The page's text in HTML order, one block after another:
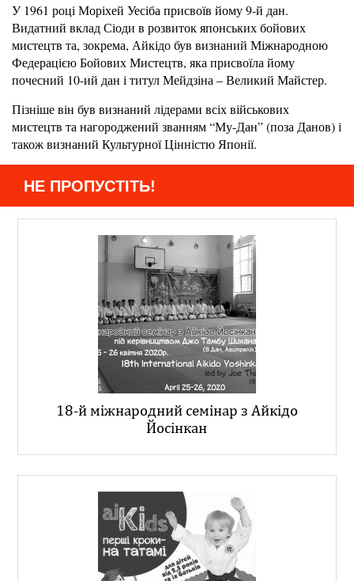
У 1961 році Моріхей Уесіба присвоїв йому 9-й дан.
Видатний вклад Сіоди в розвиток японських бойових
мистецтв та, зокрема, Айкідо був визнаний Міжнародною
Федерацією Бойових Мистецтв, яка присвоїла йому
почесний 10-ий дан і титул Мейдзіна – Великий Майстер.
Пізніше він був визнаний лідерами всіх військових
мистецтв та нагороджений званням “Му-Дан” (поза Данов) і
також визнаний Культурної Цінністю Японії.
НЕ ПРОПУСТІТЬ!
18-й міжнародний семінар з Айкідо
Йосінкан